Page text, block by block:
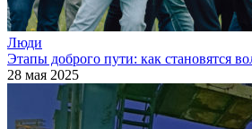
Люди
Этапы доброго пути: как становятся
28 мая 2025